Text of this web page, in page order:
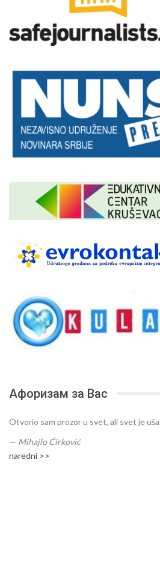
Афоризам за Вас
Otvorio sam prozor u svet, ali svet je
— Mihajlo Ćirković
naredni >>